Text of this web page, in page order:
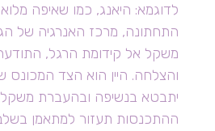
לדוגמא: היאנג, כמו שאיפה
התחתונה, מרכז האנרגיה של
משקל אל קידומת הרגל,
והצלחה. היין הוא הצד המכונס
יתבטא בנשיפה ובהעברת
ההתכנסות תעזור למתאמן